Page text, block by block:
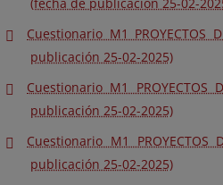
Cuestionario M1 PROYECTOS
publicación 25-02-2025)
Cuestionario M1 PROYECTOS
publicación 25-02-2025)
Cuestionario M1 PROYECTOS
publicación 25-02-2025)